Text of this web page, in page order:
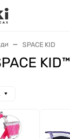
SPACE KID
KID™